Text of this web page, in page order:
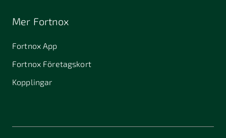
Mer Fortnox
Fortnox App
Fortnox Företagskort
Kopplingar